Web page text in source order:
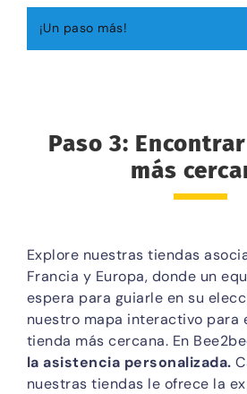
¡Un paso más!
Paso 3:
más
Explore nuestras tiendas
Francia y Europa, donde un
espera para guiarle en su
nuestro mapa interactivo para
tienda más cercana. En
la asistencia personalizada.
nuestras tiendas le ofrece la